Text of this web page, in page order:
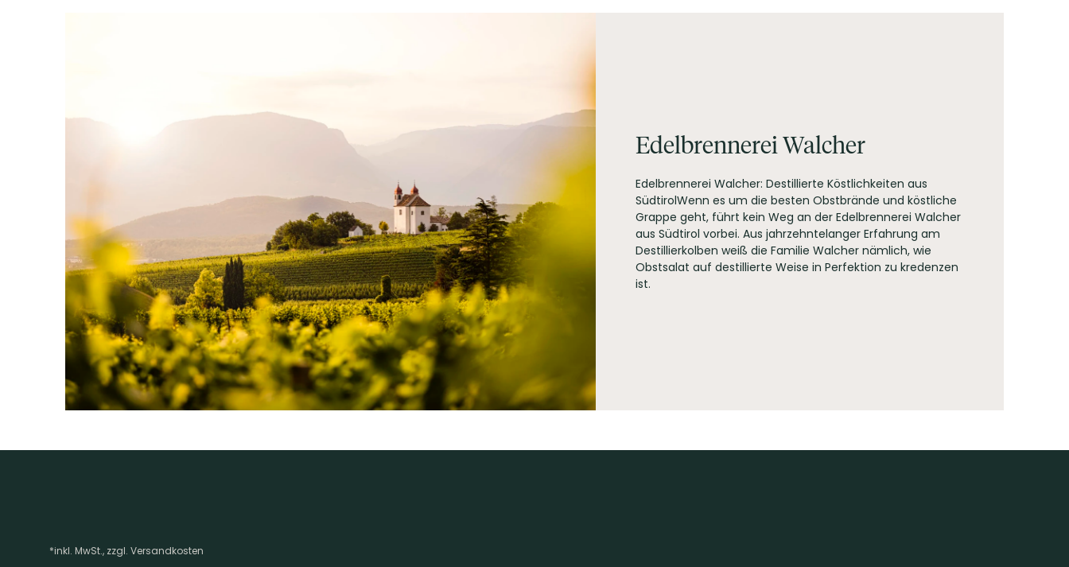
INHALTSSTOFFE
Gluten, Milch
Brennerei Alfons Walcher K.G., Pillhofstr. 99, Eppan 39057 - Frangart (BZ) Italien
EAN
ARTIKELNUMMER
Edelbrennerei Walcher
Edelbrennerei Walcher: Destillierte Köstlichkeiten aus
SüdtirolWenn es um die besten Obstbrände und köstliche
Grappe geht, führt kein Weg an der Edelbrennerei Walcher
aus Südtirol vorbei. Aus jahrzehntelanger Erfahrung am
Destillierkolben weiß die Familie Walcher nämlich, wie
Obstsalat auf destillierte Weise in Perfektion zu kredenzen
ist.
Footer-Menü
*inkl. MwSt., zzgl. Versandkosten